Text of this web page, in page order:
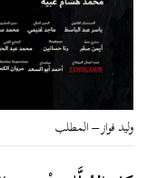
وليد فواز – المطلب